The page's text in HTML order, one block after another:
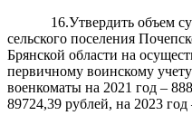
16.Утвердить объем
сельского поселения
Брянской области на
первичному воинскому
военкоматы на 2021 год –
89724,39 рублей, на 2023